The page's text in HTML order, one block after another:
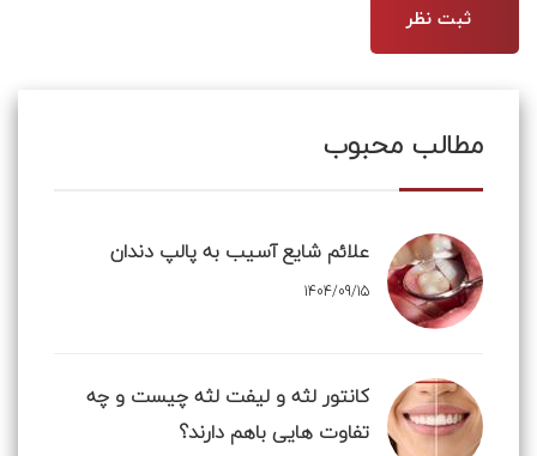
مطالب محبوب
علائم شایع آسیب به پالپ دندان
1404/09/15
کانتور لثه و لیفت لثه چیست و چه
تفاوت هایی باهم دارند؟